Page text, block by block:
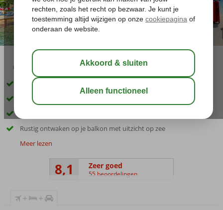
02:50
Inclusief huurauto
Fantastische ligging direct aan het strand van Dassia
Rustig ontwaken op je balkon met uitzicht op zee
Meer lezen
8,1 Zeer goed
55 beoordelingen
+ +